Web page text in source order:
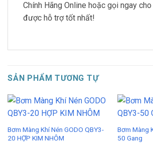
Chính Hãng Online hoặc gọi ngay
được hỗ trợ tốt nhất!
SẢN PHẨM TƯƠNG TỰ
Bơm Màng Khí Nén GODO QBY3-
20 HỢP KIM NHÔM
Bơm Màng
50 Gang